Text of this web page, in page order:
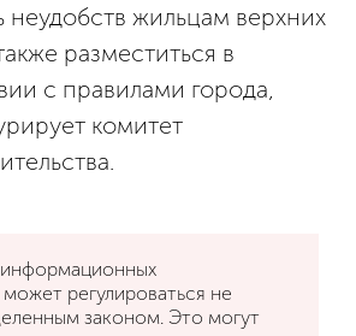
неудобств жильцам верхних
разместиться в
с правилами города,
комитет
регулироваться не
законом. Это могут